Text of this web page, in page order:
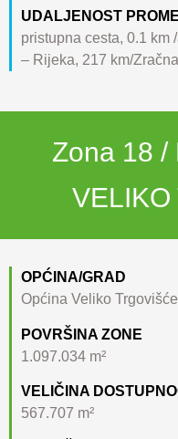
UDALJENOST
pristupna cesta, 0.1 km
– Rijeka, 217 km/
Zona 18 /
VELIKO
OPĆINA/GRAD
Općina Veliko Trgovišće
POVRŠINA ZONE
1.097.034 m²
VELIČINA
567.707 m²